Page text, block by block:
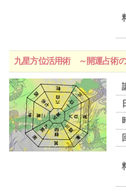
九星方位活用術 ～開運占術